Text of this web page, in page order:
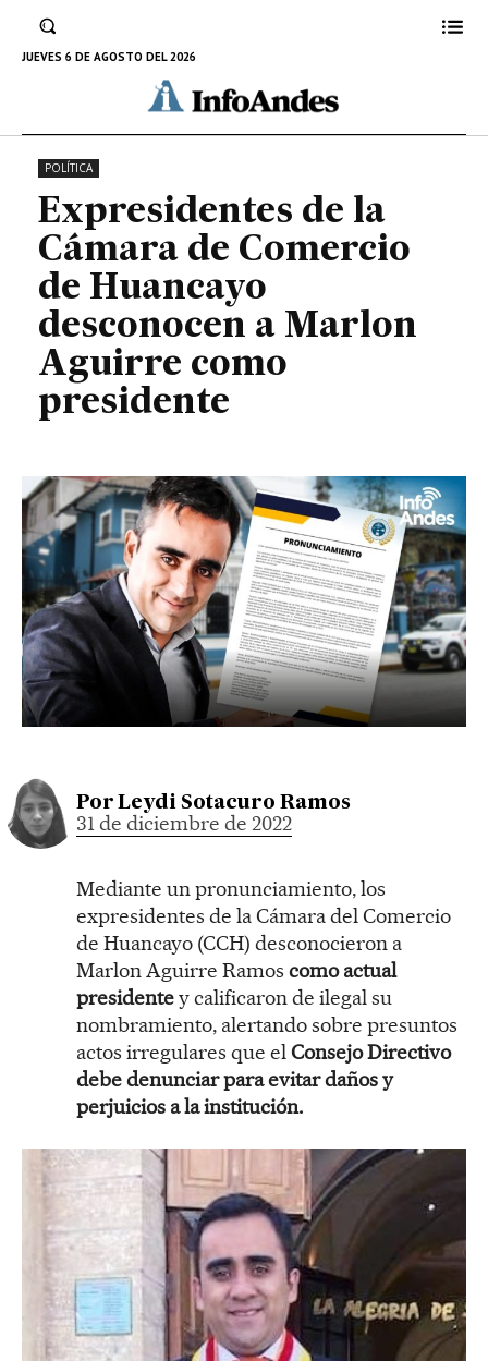
JUEVES 6 DE AGOSTO DEL 2026
desconocen a Marlon Aguirre
como presidente
31 DE DICIEMBRE DE 2022
POLÍTICA
Expresidentes de la
Cámara de Comercio
de Huancayo
desconocen a Marlon
Aguirre como
presidente
Por Leydi Sotacuro Ramos
31 de diciembre de 2022
Mediante un pronunciamiento, los
expresidentes de la Cámara del Comercio
de Huancayo (CCH) desconocieron a
Marlon Aguirre Ramos como actual
presidentey calificaron de ilegal su
nombramiento, alertando sobre presuntos
actos irregulares que elConsejo Directivo
debe denunciar para evitar daños y
perjuicios a la institución.